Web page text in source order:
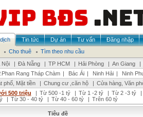
Tin tức Dự án Tư vấn Đăng nhập
Cho thuê
Tìm theo nhu cầu
Nội | Đà Nẵng | TP HCM | Hải Phòng | An Giang |
Rang Tháp Chàm | Bác Ái | Ninh Hải | Ninh
phố, Mặt tiền | Chung cư ,căn hộ | Cửa hàng, Văn
500 triệu | Từ 500 -1 tỷ | Từ 1 -2 tỷ | Từ 2 -3 tỷ |
| Từ 30 - 40 tỷ | Từ 40 - 60 tỷ | Trên 60 tỷ
Tiêu đề